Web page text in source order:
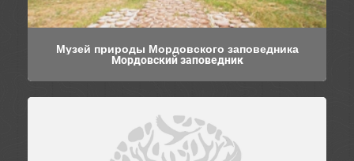
Музей природы Мордовского заповедника
Мордовский заповедник